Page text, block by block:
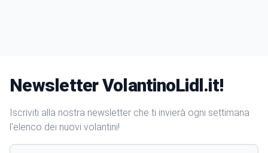
Newsletter VolantinoLidl.it!
Iscriviti alla nostra newsletter che ti invierà ogni settimana
l'elenco dei nuovi volantini!